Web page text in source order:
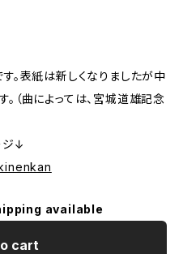
。表紙は新しくなりましたが中
（曲によっては、宮城道雄記念
ジ↓
available
cart